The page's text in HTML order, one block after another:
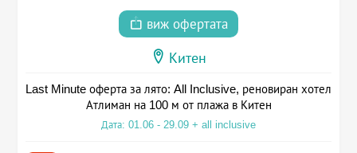
виж офертата
Китен
Last Minute оферта за лято: All Inclusive, реновиран хотел
Атлиман на 100 м от плажа в Китен
Дата: 01.06 - 29.09 + all inclusive